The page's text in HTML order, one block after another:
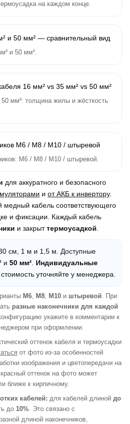
на каждом конце.
и 50 мм².
мм²: толщина жилы и жёсткость
M6 / M8 / M10 / штыревой.
для аккуратного и безопасного
и от АКБ к инвертору.
медный кабель соответствующего
и фиксации. Каждый кабель
и закрыттермоусадкой.
см, 1 м и 1,5 м. Доступные
и 50 мм² Индивидуальные
уточняйте у менеджера.
M6, M8, M10 и штыревой. При
разные наконечники для каждой
укажите в комментарии к
при оформлении.
оттенок кабеля и термоусадки
от фото из-за особенностей
изображения и цветопередачи на
оттенок на фото может
ближе к кирпичному.
кабелей: для кабелей длиной до
до 10%. Это связано с
длиной наконечников,